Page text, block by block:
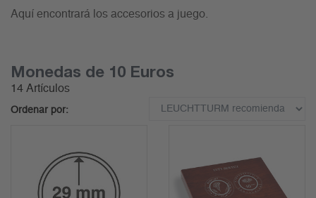
Aquí encontrará los accesorios a juego.
Monedas de 10 Euros
14 Artículos
Ordenar por: